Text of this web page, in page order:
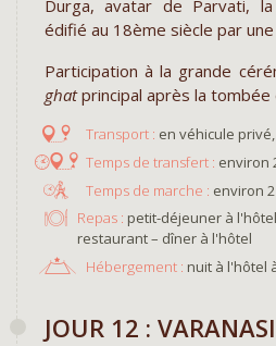
Durga, avatar de Parvati,
édifié au 18ème siècle par
Participation à la grande
ghatprincipal après la tombée
en véhicule
environ
environ
Repas : petit-déjeuner à
restaurant – dîner à l'hôtel
Hébergement : nuit à l'hôtel
​JOUR 12 : VARANASI